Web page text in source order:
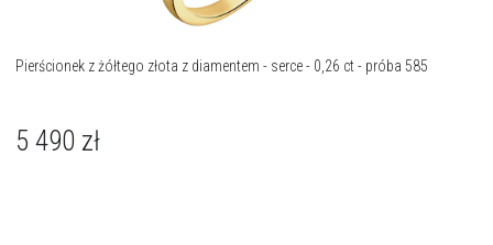
Pierścionek z żółtego złota z diamentem - serce - 0,26 ct - próba 585
5 490 zł